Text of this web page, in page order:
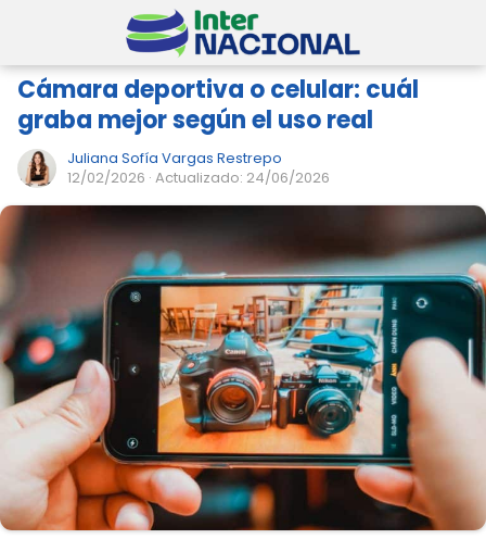
Cámara deportiva o celular: cuál
graba mejor según el uso real
Juliana Sofía Vargas Restrepo
12/02/2026 · Actualizado: 24/06/2026